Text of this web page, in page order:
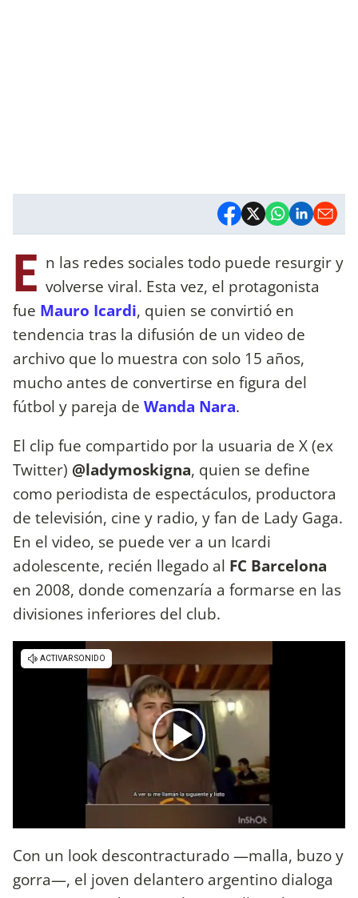
E n las redes sociales todo puede resurgir y
volverse viral. Esta vez, el protagonista
fue Mauro Icardi, quien se convirtió en
tendencia tras la difusión de un video de
archivo que lo muestra con solo 15 años,
mucho antes de convertirse en figura del
fútbol y pareja de Wanda Nara.
El clip fue compartido por la usuaria de X (ex
Twitter) @ladymoskigna, quien se define
como periodista de espectáculos, productora
de televisión, cine y radio, y fan de Lady Gaga.
En el video, se puede ver a un Icardi
adolescente, recién llegado al FC Barcelona
en 2008, donde comenzaría a formarse en las
divisiones inferiores del club.
Con un look descontracturado —malla, buzo y
gorra—, el joven delantero argentino dialoga